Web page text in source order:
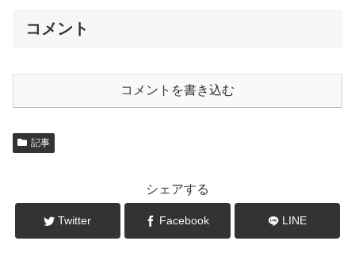
コメント
コメントを書き込む
記事
シェアする
Twitter Facebook LINE